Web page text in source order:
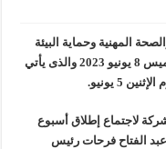
المهنية وحماية البيئة
الذي أطلقته اعتبارًا من الأحد 4 يونيو وحتى الخميس 8 يونيو 2023 والذى يأتي
5 يونيو.
لاجتماع إطلاق أسبوع
الفتاح فرحات رئيس